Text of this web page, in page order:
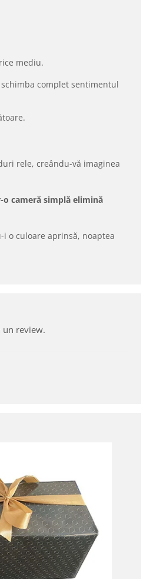
mediu.
complet sentimentul
rele, creându-vă imaginea
cameră simplă elimină
o culoare aprinsă, noaptea
un review.